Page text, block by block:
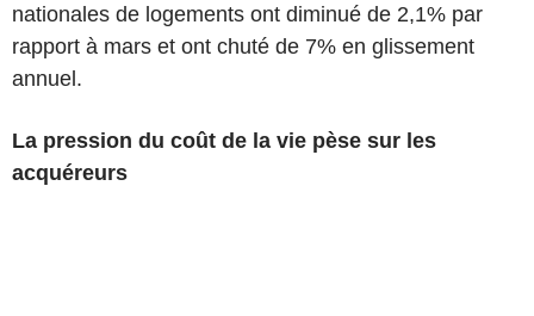
nationales de logements ont diminué de 2,1% par
rapport à mars et ont chuté de 7% en glissement
annuel.
La pression du coût de la vie pèse sur les
acquéreurs